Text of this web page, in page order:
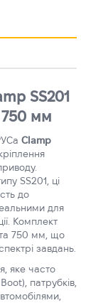
SS201
мм
Clamp
SS201, ці
до
для
Комплект
750 мм, що
завдань.
яке часто
патрубків,